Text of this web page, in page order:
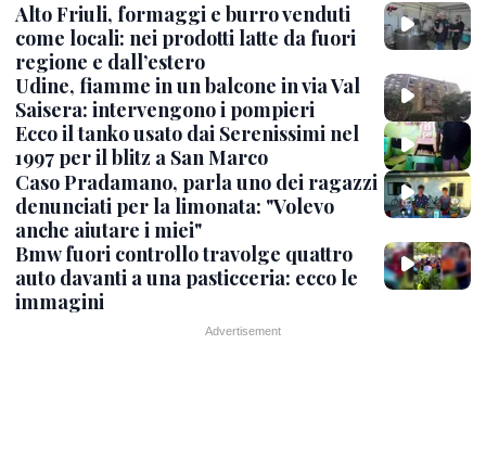
Alto Friuli, formaggi e burro venduti
come locali: nei prodotti latte da fuori
regione e dall’estero
Udine, fiamme in un balcone in via Val
Saisera: intervengono i pompieri
Ecco il tanko usato dai Serenissimi nel
1997 per il blitz a San Marco
Caso Pradamano, parla uno dei ragazzi
denunciati per la limonata: "Volevo
anche aiutare i miei"
Bmw fuori controllo travolge quattro
auto davanti a una pasticceria: ecco le
immagini